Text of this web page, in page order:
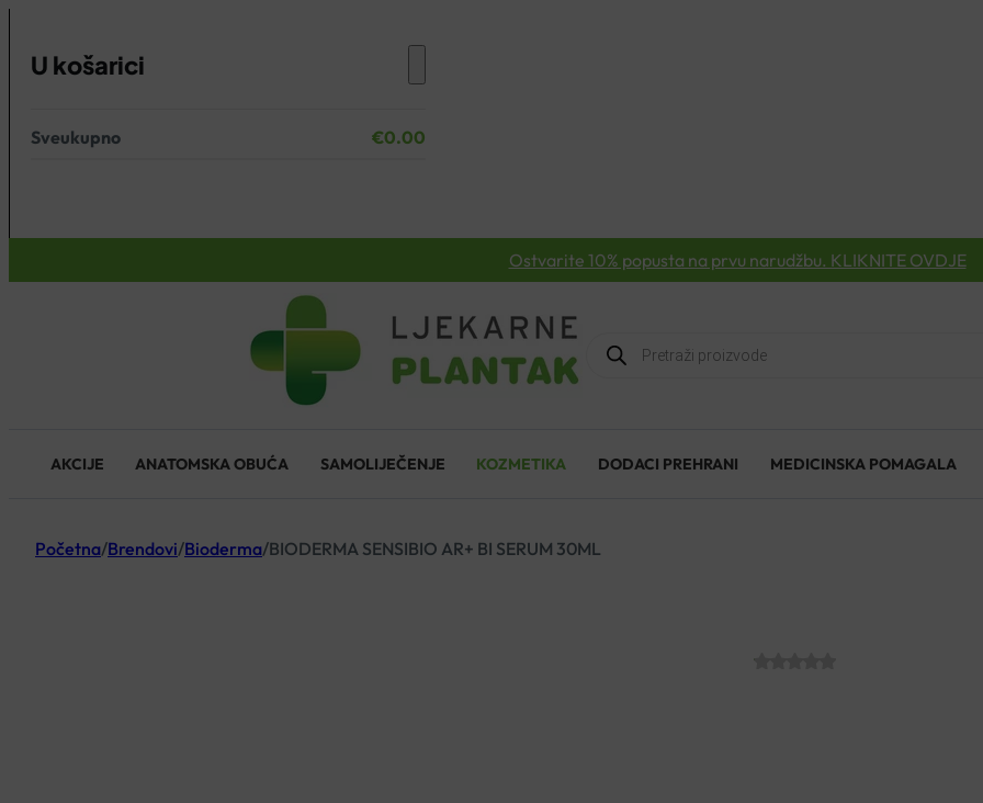
U košarici
Nema proizvoda u košarici.
Sveukupno €0.00
Ostvarite 10% popusta na prvu narudžbu. KLIKNITE OVDJE
Products
search
AKCIJE ANATOMSKA OBUĆA SAMOLIJEČENJE KOZMETIKA DODACI PREHRANI MEDICINSKA POMAGALA
Početna/Brendovi/Bioderma/BIODERMA SENSIBIO AR+ BI SERUM 30ML
BIODERMA